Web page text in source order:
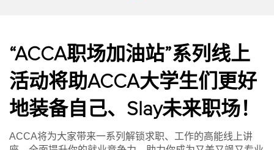
“ACCA职场加油站”系列线上
活动将助ACCA大学生们更好
地装备自己、Slay未来职场！
ACCA将为大家带来一系列解锁求职、工作的高能线上讲